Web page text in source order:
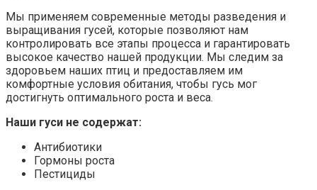
Мы применяем современные методы разведения и
выращивания гусей, которые позволяют нам
контролировать все этапы процесса и гарантировать
высокое качество нашей продукции. Мы следим за
здоровьем наших птиц и предоставляем им
комфортные условия обитания, чтобы гусь мог
достигнуть оптимального роста и веса.
Наши гуси не содержат:
Антибиотики
Гормоны роста
Пестициды